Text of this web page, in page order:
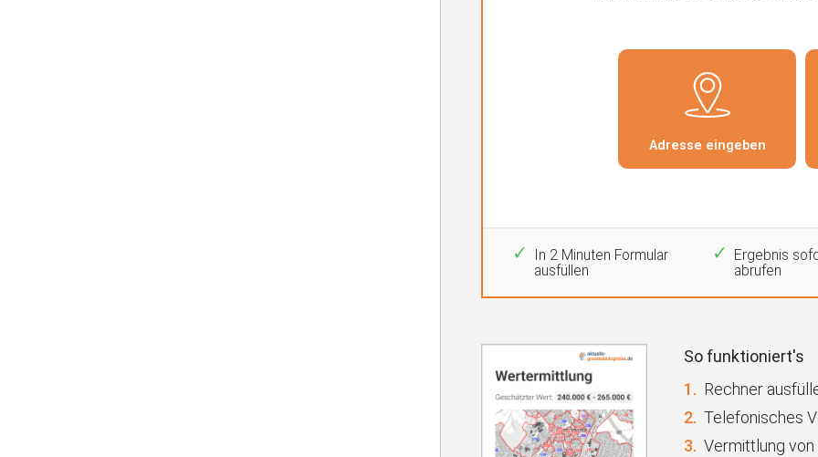
In 2 Minuten Formular
ausfüllen
Ergebnis
abrufen
So funktioniert's
1. Rechner
2. Telefonisches
3. Vermittlung